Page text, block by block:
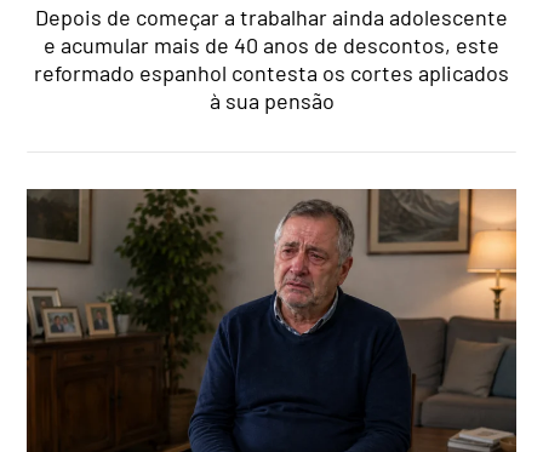
Depois de começar a trabalhar ainda adolescente
e acumular mais de 40 anos de descontos, este
reformado espanhol contesta os cortes aplicados
à sua pensão